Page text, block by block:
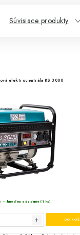
Súvisiace produkty